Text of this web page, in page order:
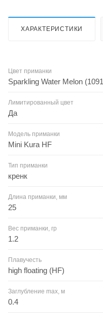
ХАРАКТЕРИСТИКИ
Цвет приманки
Sparkling Water Melon
Лимитированный цвет
Да
Модель приманки
Mini Kura HF
Тип приманки
кренк
Длина приманки, мм
25
Вес приманки, гр
1.2
Плавучесть
high floating (HF)
Заглубление max, м
0.4